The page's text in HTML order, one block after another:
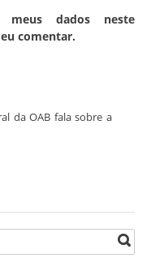
meus dados neste
comentar.
da OAB fala sobre a